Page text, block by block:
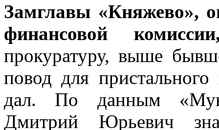
Замглавы «Княжево»,
финансовой
прокуратуру, выше
повод для
дал. По данным
Дмитрий Юрьевич